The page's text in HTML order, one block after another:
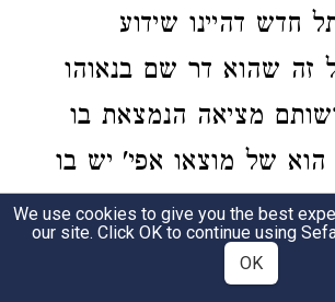
חדש דהיינו שידוע
זה שהוא דר שם בנאוהו
מציאה הנמצאת בו
הוא של מוצאו אפי' יש בו
חלודה שודאי
ממנו כיון שארך לו שם
We use cookies to give you the best
our site. Click OK to continue using
OK